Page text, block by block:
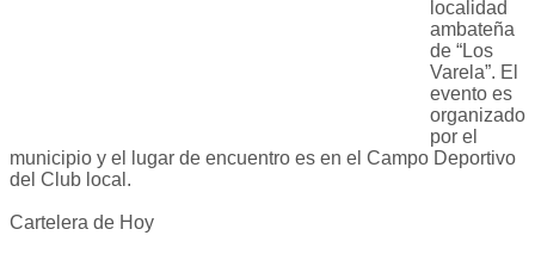
localidad
ambateña
de “Los
Varela”. El
evento es
organizado
por el
municipio y el lugar de encuentro es en el Campo Deportivo
del Club local.
Cartelera de Hoy